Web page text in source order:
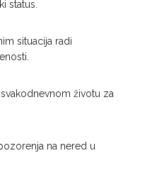
status.
situacija radi
životu za
na nered u